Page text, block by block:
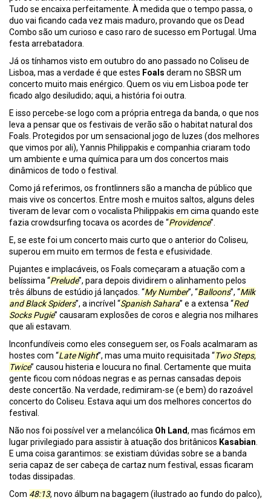
Tudo se encaixa perfeitamente. À medida que o tempo passa, o
duo vai ficando cada vez mais maduro, provando que os Dead
Combo são um curioso e caso raro de sucesso em Portugal. Uma
festa arrebatadora.
Já os tínhamos visto em outubro do ano passado no Coliseu de
Lisboa, mas a verdade é que estes Foals deram no SBSR um
concerto muito mais enérgico. Quem os viu em Lisboa pode ter
ficado algo desiludido; aqui, a história foi outra.
E isso percebe-se logo com a própria entrega da banda, o que nos
leva a pensar que os festivais de verão são o habitat natural dos
Foals. Protegidos por um sensacional jogo de luzes (dos melhores
que vimos por ali), Yannis Philippakis e companhia criaram todo
um ambiente e uma química para um dos concertos mais
dinâmicos de todo o festival.
Como já referimos, os frontlinners são a mancha de público que
mais vive os concertos. Entre mosh e muitos saltos, alguns deles
tiveram de levar com o vocalista Philippakis em cima quando este
fazia crowdsurfing tocava os acordes de “Providence”.
E, se este foi um concerto mais curto que o anterior do Coliseu,
superou em muito em termos de festa e efusividade.
Pujantes e implacáveis, os Foals começaram a atuação com a
belíssima “Prelude”, para depois dividirem o alinhamento pelos
três álbuns de estúdio já lançados. “My Number”, “Balloons”, “Milk
and Black Spiders”, a incrível “Spanish Sahara” e a extensa “Red
Socks Pugie” causaram explosões de coros e alegria nos milhares
que ali estavam.
Inconfundíveis como eles conseguem ser, os Foals acalmaram as
hostes com “Late Night”, mas uma muito requisitada “Two Steps,
Twice” causou histeria e loucura no final. Certamente que muita
gente ficou com nódoas negras e as pernas cansadas depois
deste concertão. Na verdade, redimiram-se (e bem) do razoável
concerto do Coliseu. Estava aqui um dos melhores concertos do
festival.
Não nos foi possível ver a melancólica Oh Land, mas ficámos em
lugar privilegiado para assistir à atuação dos britânicos Kasabian.
E uma coisa garantimos: se existiam dúvidas sobre se a banda
seria capaz de ser cabeça de cartaz num festival, essas ficaram
todas dissipadas.
Com 48:13, novo álbum na bagagem (ilustrado ao fundo do palco),